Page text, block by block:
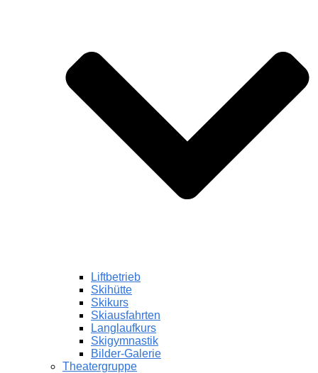
Liftbetrieb
Skihütte
Skikurs
Skiausfahrten
Langlaufkurs
Skigymnastik
Bilder-Galerie
Theatergruppe